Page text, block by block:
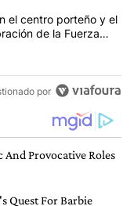
aviones F 16
el centro porteño y el
de la Fuerza
por